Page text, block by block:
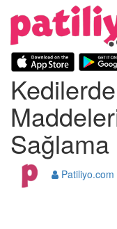
Sağlama
Patiliyo.com